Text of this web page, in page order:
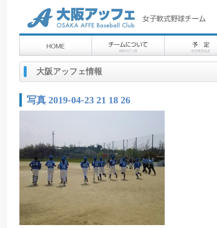
大阪アッフェ情報
写真 2019-04-23 21 18 26